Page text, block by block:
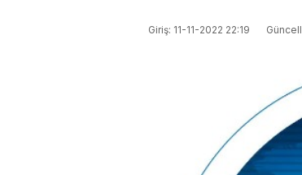
Giriş: 11-11-2022 22:19